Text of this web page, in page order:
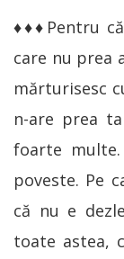
♦♦♦Pentru
care nu prea
mărturisesc
n-are prea
foarte
poveste. Pe
că nu e
toate astea,